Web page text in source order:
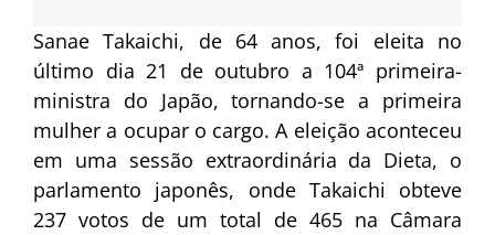
Sanae Takaichi, de 64 anos, foi eleita no
último dia 21 de outubro a 104ª primeira-
ministra do Japão, tornando-se a primeira
mulher a ocupar o cargo. A eleição aconteceu
em uma sessão extraordinária da Dieta, o
parlamento japonês, onde Takaichi obteve
237 votos de um total de 465 na Câmara